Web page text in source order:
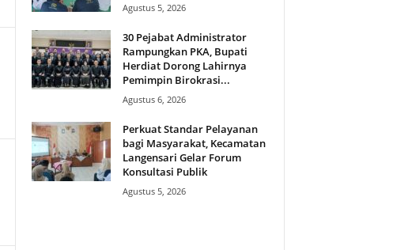
Agustus 5, 2026
30 Pejabat Administrator
Rampungkan PKA, Bupati
Herdiat Dorong Lahirnya
Pemimpin Birokrasi...
Agustus 6, 2026
Perkuat Standar Pelayanan
bagi Masyarakat, Kecamatan
Langensari Gelar Forum
Konsultasi Publik
Agustus 5, 2026